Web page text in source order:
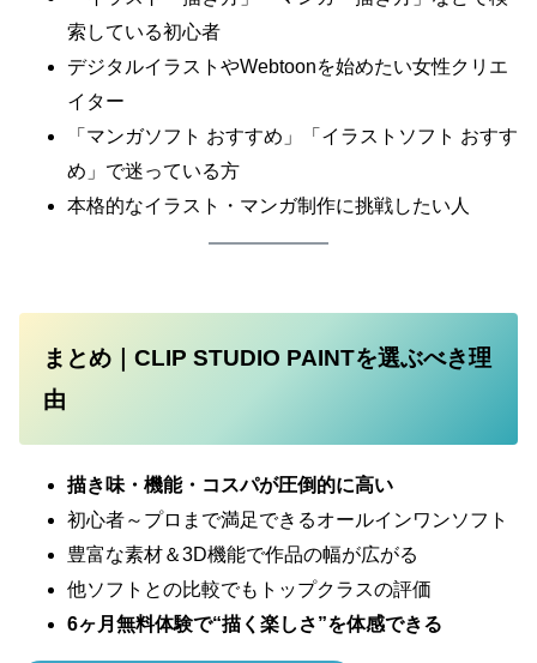
索している初心者
デジタルイラストやWebtoonを始めたい女性クリエ
イター
「マンガソフト おすすめ」「イラストソフト おすす
め」で迷っている方
本格的なイラスト・マンガ制作に挑戦したい人
まとめ｜CLIP STUDIO PAINTを選ぶべき理
由
描き味・機能・コスパが圧倒的に高い
初心者～プロまで満足できるオールインワンソフト
豊富な素材＆3D機能で作品の幅が広がる
他ソフトとの比較でもトップクラスの評価
6ヶ月無料体験で“描く楽しさ”を体感できる